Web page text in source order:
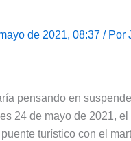
de 2021, 08:37 / Por
pensando en
24 de mayo de 2021, el
turístico con el